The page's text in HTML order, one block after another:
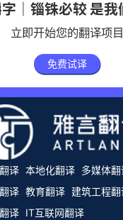
｜锱铢必较 是我
立即开始您的翻译项目
免费试译
译 本地化翻译 多媒体翻
译 教育翻译 建筑工程翻
译
IT互联网翻译